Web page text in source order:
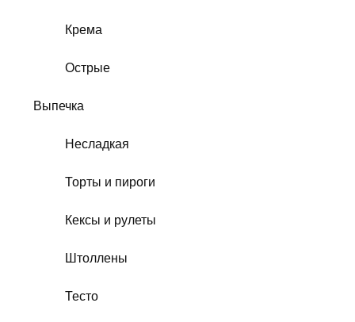
Крема
Острые
Выпечка
Несладкая
Торты и пироги
Кексы и рулеты
Штоллены
Тесто